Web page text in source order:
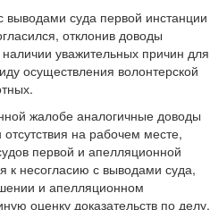
суда первой инстанции
отклонив доводы
уважительных причин для
осуществления волонтерской
жалобе аналогичные доводы
на рабочем месте,
первой и апелляционной
к несогласию с выводами суда,
и апелляционном
оценку доказательств по делу,